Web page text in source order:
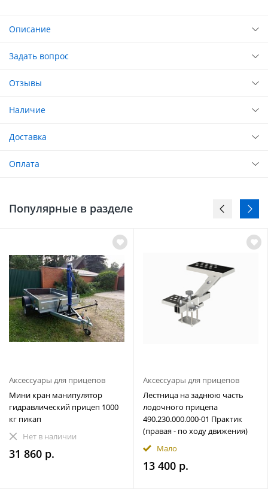
Описание
Задать вопрос
Отзывы
Наличие
Доставка
Оплата
Популярные в разделе
Аксессуары для прицепов
Мини кран манипулятор
гидравлический прицеп 1000
кг пикап
Нет в наличии
31 860 р.
Аксессуары для прицепов
Лестница на заднюю часть
лодочного прицепа
490.230.000.000-01 Практик
(правая - по ходу движения)
Мало
13 400 р.